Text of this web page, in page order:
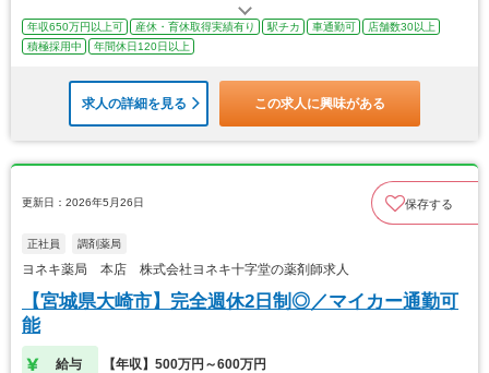
年収650万円以上可 産休・育休取得実績有り 駅チカ 車通勤可
店舗数30以上
積極採用中
年間休日120日以上
求人の詳細を見る この求人に興味がある
更新日：2026年5月26日 保存する
正社員 調剤薬局
ヨネキ薬局 本店 株式会社ヨネキ十字堂の薬剤師求人
【宮城県大崎市】完全週休2日制◎／マイカー通勤可
能
給与 【年収】500万円～600万円